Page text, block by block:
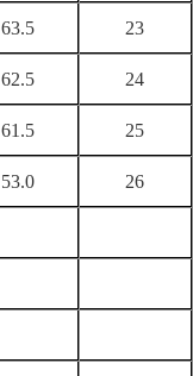
63.5 23
62.5 24
61.5 25
53.0 26